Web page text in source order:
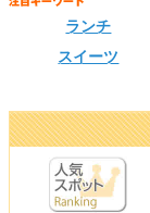
ランチ
スイーツ